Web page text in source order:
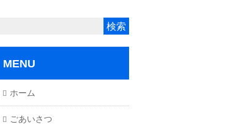
MENU
ホーム
ごあいさつ